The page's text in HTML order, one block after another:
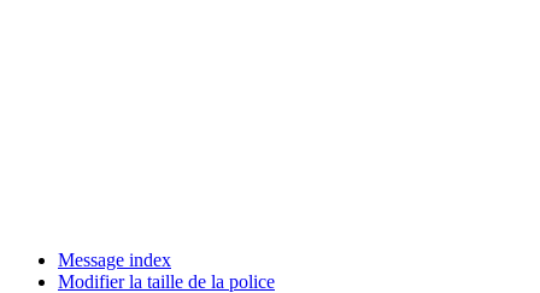
Message index
Modifier la taille de la police